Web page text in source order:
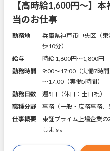
【高時給1,600円～】
当のお仕事
勤務地
兵庫県神戸市中央区（
歩10分）
給与
時給 1,600円〜1,800円
勤務時間
9:00～17:00（実働7時
～17:00（実働5時間）
勤務日数
週5日（休日：土日祝）
職種分野
事務（一般・庶務事務、
仕事概要
東証プライム上場企業
します。